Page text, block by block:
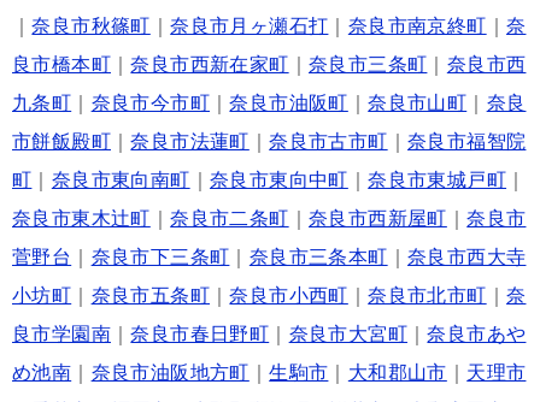
｜奈良市秋篠町 ｜奈良市月ヶ瀬石打 奈良市南京終町 ｜奈
良市橋本町
｜奈良市西新在家町 ｜奈良市三条町
奈良市西
九条町
奈良市今市町 ｜奈良市油阪町 ｜奈良市山町
奈良
市餅飯殿町
｜奈良市法蓮町 ｜奈良市古市町 ｜奈良市福智院
町
奈良市東向南町 ｜奈良市東向中町 ｜奈良市東城戸町
奈良市東木辻町
｜奈良市二条町 ｜奈良市西新屋町 ｜奈良市
菅野台
奈良市下三条町 奈良市三条本町 ｜奈良市西大寺
小坊町
奈良市五条町 ｜奈良市小西町 ｜奈良市北市町 ｜奈
良市学園南 ｜奈良市春日野町 奈良市大宮町 ｜奈良市あや
め池南
奈良市油阪地方町 ｜生駒市 大和郡山市
天理市